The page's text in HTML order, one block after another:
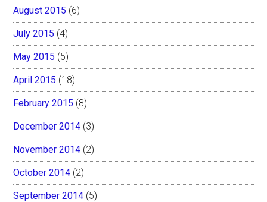
August 2015 (6)
July 2015 (4)
May 2015 (5)
April 2015 (18)
February 2015 (8)
December 2014 (3)
November 2014 (2)
October 2014 (2)
September 2014 (5)